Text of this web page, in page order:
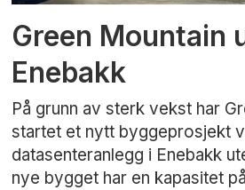
Green Mountain
Enebakk
På grunn av sterk vekst har
startet et nytt byggeprosjekt
datasenteranlegg i Enebakk
nye bygget har en kapasitet